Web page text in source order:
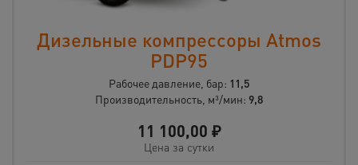
Дизельные компрессоры Atmos
PDP95
Рабочее давление, бар: 11,5
Производительность, м³/мин: 9,8
11 100,00 ₽
Цена за сутки